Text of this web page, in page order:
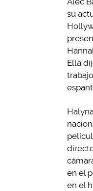
su
Ella
en el
en el